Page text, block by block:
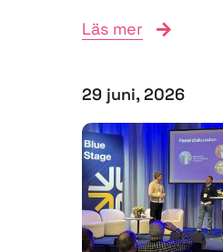
att...
Läs mer
29 juni, 2026